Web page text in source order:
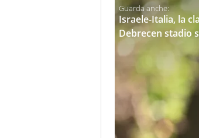
Israele-Italia, la
Debrecen stadio